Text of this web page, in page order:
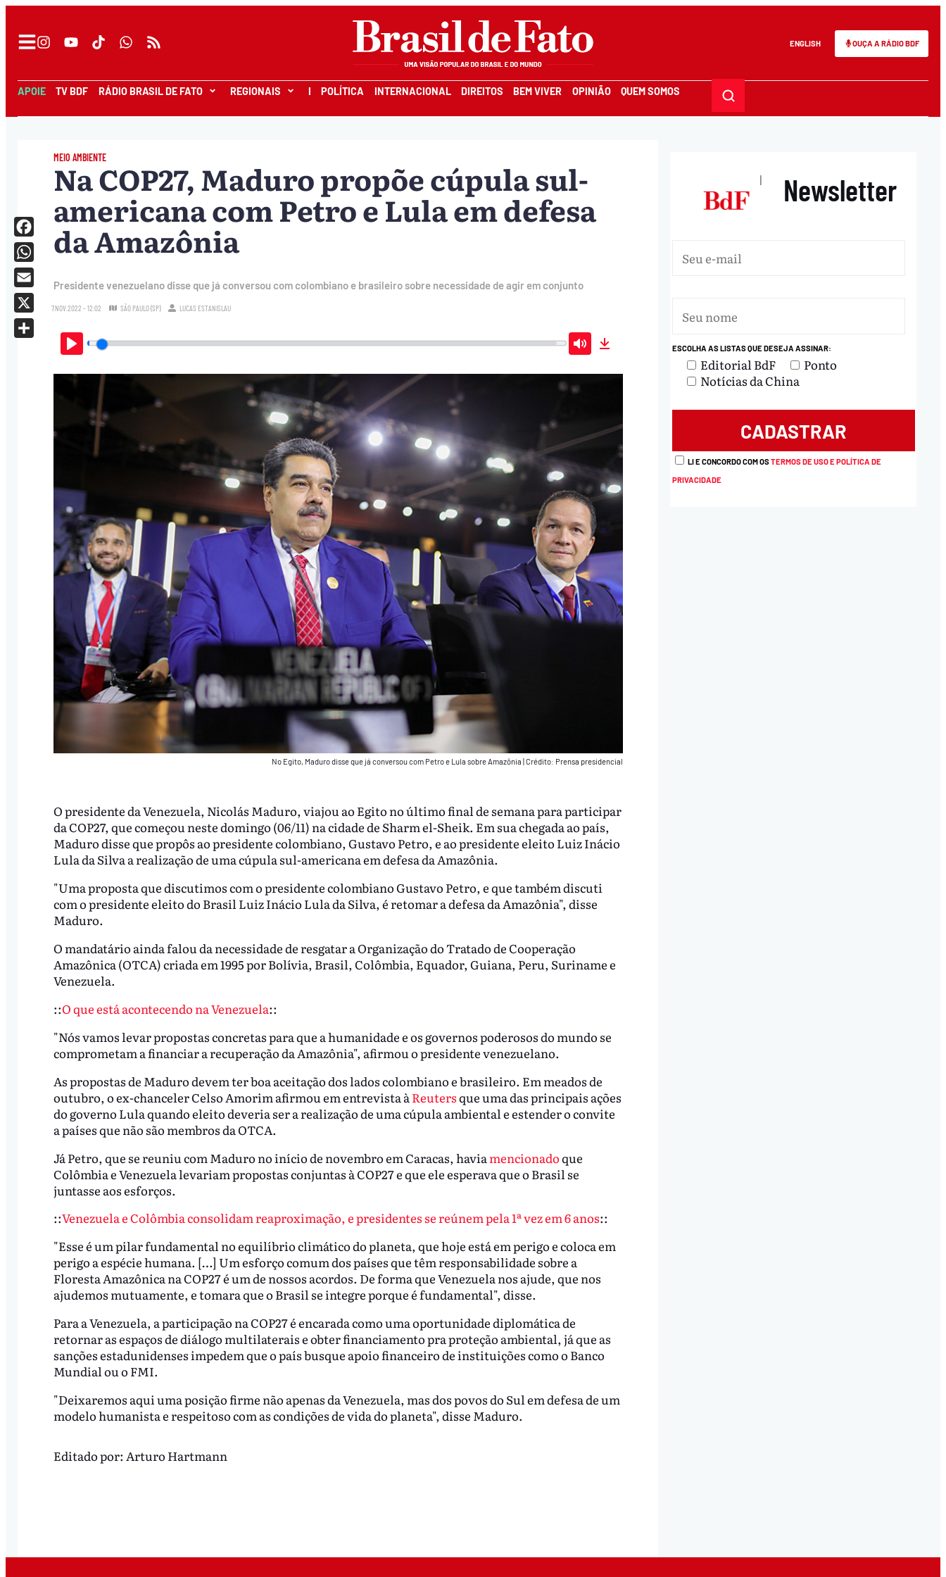
ENGLISH OUÇA A RÁDIO BDF
APOIE TV BDF RÁDIO BRASIL DE FATO REGIONAIS I POLÍTICA INTERNACIONAL DIREITOS BEM VIVER OPINIÃO QUEM SOMOS
MEIO AMBIENTE
Na COP27, Maduro propõe cúpula sul-
americana com Petro e Lula em defesa
da Amazônia
Presidente venezuelano disse que já conversou com colombiano e brasileiro sobre necessidade de agir em conjunto
7.NOV.2022 - 12:02 SÃO PAULO (SP) LUCAS ESTANISLAU
Play Mute
No Egito, Maduro disse que já conversou com Petro e Lula sobre Amazônia |Crédito: Prensa presidencial
O presidente da Venezuela, Nicolás Maduro, viajou ao Egito no último final de semana para participar
da COP27, que começou neste domingo (06/11) na cidade de Sharm el-Sheik. Em sua chegada ao país,
Maduro disse que propôs ao presidente colombiano, Gustavo Petro, e ao presidente eleito Luiz Inácio
Lula da Silva a realização de uma cúpula sul-americana em defesa da Amazônia.
"Uma proposta que discutimos com o presidente colombiano Gustavo Petro, e que também discuti
com o presidente eleito do Brasil Luiz Inácio Lula da Silva, é retomar a defesa da Amazônia", disse
Maduro.
O mandatário ainda falou da necessidade de resgatar a Organização do Tratado de Cooperação
Amazônica (OTCA) criada em 1995 por Bolívia, Brasil, Colômbia, Equador, Guiana, Peru, Suriname e
Venezuela.
::O que está acontecendo na Venezuela::
"Nós vamos levar propostas concretas para que a humanidade e os governos poderosos do mundo se
comprometam a financiar a recuperação da Amazônia", afirmou o presidente venezuelano.
As propostas de Maduro devem ter boa aceitação dos lados colombiano e brasileiro. Em meados de
outubro, o ex-chanceler Celso Amorim afirmou em entrevista à Reutersque uma das principais ações
do governo Lula quando eleito deveria ser a realização de uma cúpula ambiental e estender o convite
a países que não são membros da OTCA.
Já Petro, que se reuniu com Maduro no início de novembro em Caracas, havia mencionadoque
Colômbia e Venezuela levariam propostas conjuntas à COP27 e que ele esperava que o Brasil se
juntasse aos esforços.
::Venezuela e Colômbia consolidam reaproximação, e presidentes se reúnem pela 1ª vez em 6 anos::
"Esse é um pilar fundamental no equilíbrio climático do planeta, que hoje está em perigo e coloca em
perigo a espécie humana. […] Um esforço comum dos países que têm responsabilidade sobre a
Floresta Amazônica na COP27 é um de nossos acordos. De forma que Venezuela nos ajude, que nos
ajudemos mutuamente, e tomara que o Brasil se integre porque é fundamental", disse.
Para a Venezuela, a participação na COP27 é encarada como uma oportunidade diplomática de
retornar as espaços de diálogo multilaterais e obter financiamento pra proteção ambiental, já que as
sanções estadunidenses impedem que o país busque apoio financeiro de instituições como o Banco
Mundial ou o FMI.
"Deixaremos aqui uma posição firme não apenas da Venezuela, mas dos povos do Sul em defesa de um
modelo humanista e respeitoso com as condições de vida do planeta", disse Maduro.
Facebook
WhatsApp
Email
X
Editado por: Arturo Hartmann
| Newsletter
ESCOLHA AS LISTAS QUE DESEJA ASSINAR:
Editorial BdF
Ponto
Notícias da China
LI E CONCORDO COM OSTERMOS DE USO E POLÍTICA DE
PRIVACIDADE